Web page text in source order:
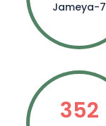
Jameya-7
352